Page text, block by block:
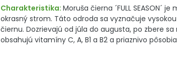
Charakteristika: Moruša čierna ´FULL
okrasný strom. Táto odroda sa vyznačuje
čiernu. Dozrievajú od júla do augusta, po zbere
obsahujú vitamíny C, A, B1 a B2 a priaznivo